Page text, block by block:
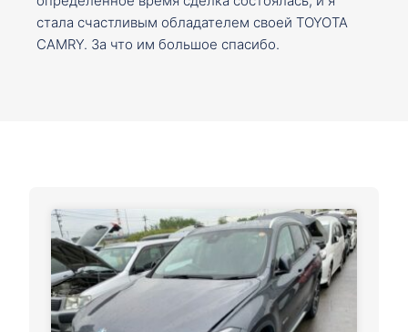
стала счастливым обладателем своей TOYOTA
CAMRY. За что им большое спасибо.